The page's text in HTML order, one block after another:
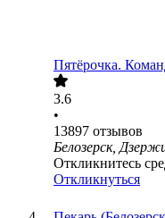
Пятёрочка.
3.6
•
13897 отзывов
Белозерск,
Откликнитесь
Откликнуться